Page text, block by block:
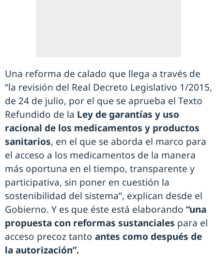
Una reforma de calado que llega a través de
“la revisión del Real Decreto Legislativo 1/2015,
de 24 de julio, por el que se aprueba el Texto
Refundido de la Ley de garantías y uso
racional de los medicamentos y productos
sanitarios, en el que se aborda el marco para
el acceso a los medicamentos de la manera
más oportuna en el tiempo, transparente y
participativa, sin poner en cuestión la
sostenibilidad del sistema”, explican desde el
Gobierno. Y es que éste está elaborando “una
propuesta con reformas sustanciales para el
acceso precoz tanto antes como después de
la autorización”.